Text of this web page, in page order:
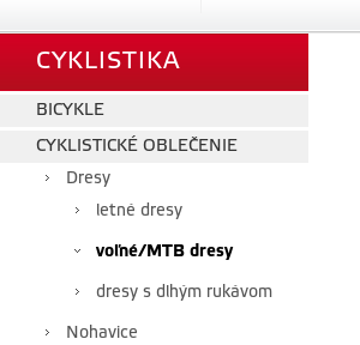
CYKLISTIKA
BICYKLE
CYKLISTICKÉ OBLEČENIE
Dresy
letné dresy
voľné/MTB dresy
dresy s dlhým rukávom
Nohavice